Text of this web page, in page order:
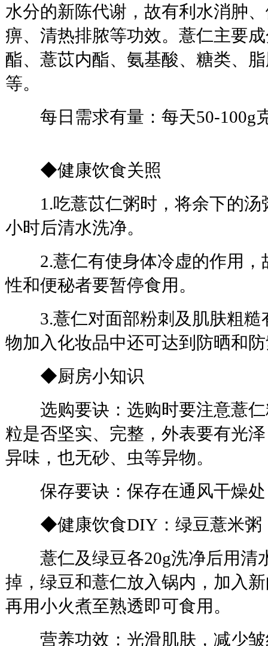
水分的新陈代谢，故有利水消肿
痹、清热排脓等功效。薏仁主要
酯、薏苡内酯、氨基酸、糖类、
等。
每日需求有量：每天50-100g
◆健康饮食关照
1.吃薏苡仁粥时，将余下的汤
小时后清水洗净。
2.薏仁有使身体冷虚的作用，
性和便秘者要暂停食用。
3.薏仁对面部粉刺及肌肤粗糙
物加入化妆品中还可达到防晒和
◆厨房小知识
选购要诀：选购时要注意薏仁
粒是否坚实、完整，外表要有光
异味，也无砂、虫等异物。
保存要诀：保存在通风干燥处
◆健康饮食DIY：绿豆薏米粥
薏仁及绿豆各20g洗净后用清
掉，绿豆和薏仁放入锅内，加入
再用小火煮至熟透即可食用。
营养功效：光滑肌肤，减少皱